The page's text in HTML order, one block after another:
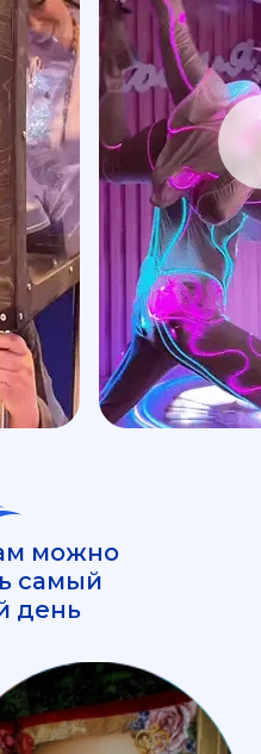
можно
самый
день